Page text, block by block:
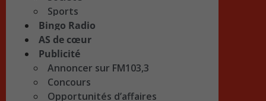
Sports
Bingo Radio
AS de cœur
Publicité
Annoncer sur FM103,3
Concours
Opportunités d’affaires